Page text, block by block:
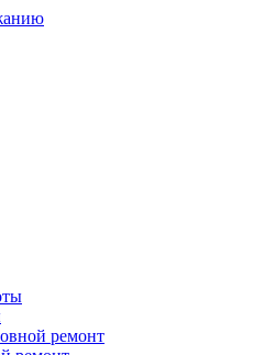
ремонт